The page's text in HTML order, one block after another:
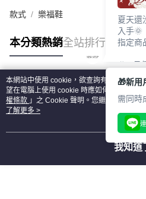
款式 樂福鞋
本分類熱銷全站排行
熱門標籤
本網站中使用 cookie，欲查詢有關本網站使
望在電腦上使用 cookie 時應如何變更電腦
權條款 」之 Cookie 聲明。您繼續使用本網
用條款之 Cookie 聲明使用 cookie。
了解更多 >
我知道
夏天還
入手🌞
指定商
🎉 8月
①LINE
②每周
③指定
上班
好搭、
🎁新用
需同時